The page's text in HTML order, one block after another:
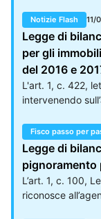
rimborso di
grezzo o
tassazione tutte
bensì soltanto
esempio, i
endoti sotto
prevede una
imposto a
ritenuta,
dell’imposta sul
imposta
obbligo di
relativi ai bonifici
d’imposta.
Notizie Flash 11/
Legge di
per gli
del 2016 e
L'art. 1, c. 422,
intervenendo
Abruzzo, Lazio,
del 2016 e 2017,
per i redditi dei
Fisco passo per
Legge di
pignoramento
L’art. 1, c. 100,
riconosce